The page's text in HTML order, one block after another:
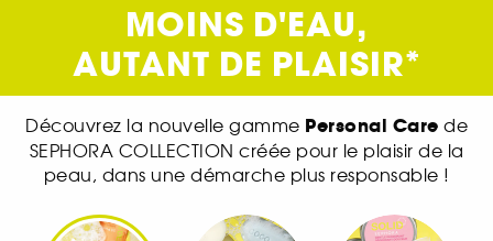
MOINS D'EAU,
AUTANT DE PLAISIR*
Découvrez la nouvelle gamme Personal Care de
SEPHORA COLLECTION créée pour le plaisir de la
peau, dans une démarche plus responsable !